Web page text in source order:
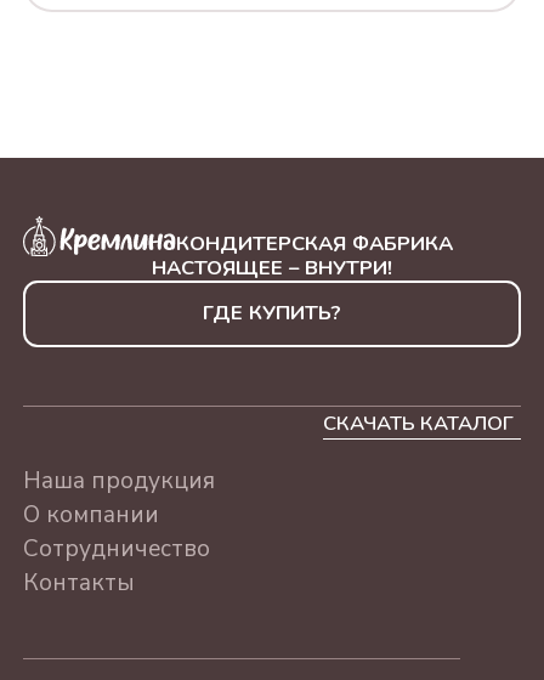
"МОСКОВСКИЕ ТАЙНЫ",
АССОРТИ, 230Г
ЛЮБИМОМУ УЧИТЕЛЮ
АССОРТИ 500г
АССОРТИ 500г
АССОРТИ 500г
С ДНЕМ РОЖДЕНИЯ
АССОРТИ 500г
БЕЗ САХАРА" АССОРТИ,
КОНДИТЕРСКАЯ ФАБРИКА
НАСТОЯЩЕЕ – ВНУТРИ!
ГДЕ КУПИТЬ?
Наша продукция
О компании
Сотрудничество
Контакты
СКАЧАТЬ КАТАЛОГ